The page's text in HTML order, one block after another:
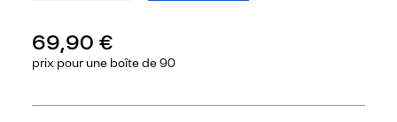
69,90 €
prix pour une boîte de 90